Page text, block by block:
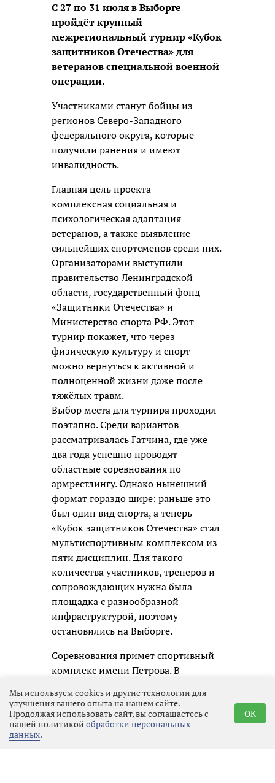
С 27 по 31 июля в Выборге
пройдёт крупный
межрегиональный турнир «Кубок
защитников Отечества» для
ветеранов специальной военной
операции.
Участниками станут бойцы из
регионов Северо-Западного
федерального округа, которые
получили ранения и имеют
инвалидность.
Главная цель проекта —
комплексная социальная и
психологическая адаптация
ветеранов, а также выявление
сильнейших спортсменов среди них.
Организаторами выступили
правительство Ленинградской
области, государственный фонд
«Защитники Отечества» и
Министерство спорта РФ. Этот
турнир покажет, что через
физическую культуру и спорт
можно вернуться к активной и
полноценной жизни даже после
тяжёлых травм.
Выбор места для турнира проходил
поэтапно. Среди вариантов
рассматривалась Гатчина, где уже
два года успешно проводят
областные соревнования по
армрестлингу. Однако нынешний
формат гораздо шире: раньше это
был один вид спорта, а теперь
«Кубок защитников Отечества» стал
мультиспортивным комплексом из
пяти дисциплин. Для такого
количества участников, тренеров и
сопровождающих нужна была
площадка с разнообразной
инфраструктурой, поэтому
остановились на Выборге.
Соревнования примет спортивный
комплекс имени Петрова. В
стрельба, стрельба из лука,
настольный теннис, пауэрлифтинг и
адаптивные виды спорта. Каждый
Мы используем cookies и другие технологии для
улучшения вашего опыта на нашем сайте.
Продолжая использовать сайт, вы соглашаетесь с
нашей политикой обработки персональных
данных.
OK